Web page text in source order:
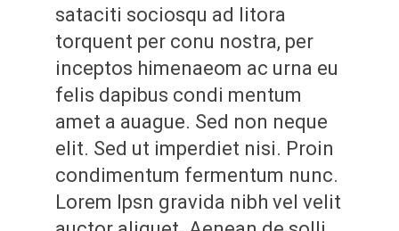
sataciti sociosqu ad litora
torquent per conu nostra, per
inceptos himenaeom ac urna eu
felis dapibus condi mentum
amet a auague. Sed non neque
elit. Sed ut imperdiet nisi. Proin
condimentum fermentum nunc.
Lorem Ipsn gravida nibh vel velit